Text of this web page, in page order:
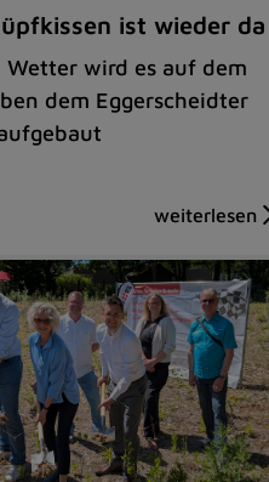
ist wieder da
Wetter wird es auf dem
dem Eggerscheidter